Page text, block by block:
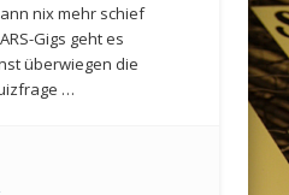
nix mehr schief
Gigs geht es
überwiegen die
…